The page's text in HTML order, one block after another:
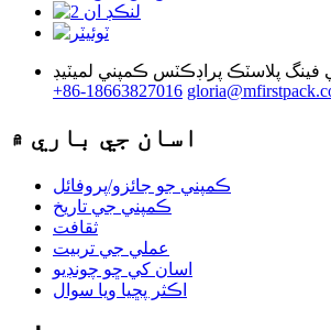
فينگ پلاسٽڪ پراڊڪٽس ڪمپني لميٽيڊ
+86-18663827016
اسان جي باري ۾
ڪمپني جو جائزو/پروفائل
ڪمپني جي تاريخ
ثقافت
عملي جي تربيت
اسان کي ڇو چونڊيو
اڪثر پڇيا ويا سوال